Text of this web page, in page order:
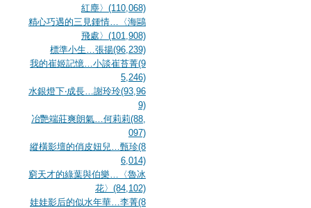
紅塵〉(110,068)
精心巧遇的三見鍾情…〈海鷗
飛處〉(101,908)
標準小生…張揚(96,239)
我的崔姬記憶…小談崔苔菁(9
5,246)
水銀燈下‧成長…謝玲玲(93,96
9)
冶艷端莊爽朗氣…何莉莉(88,
097)
縱橫影壇的俏皮妞兒…甄珍(8
6,014)
窮天才的綠葉與伯樂…〈魯冰
花〉(84,102)
娃娃影后的似水年華…李菁(8